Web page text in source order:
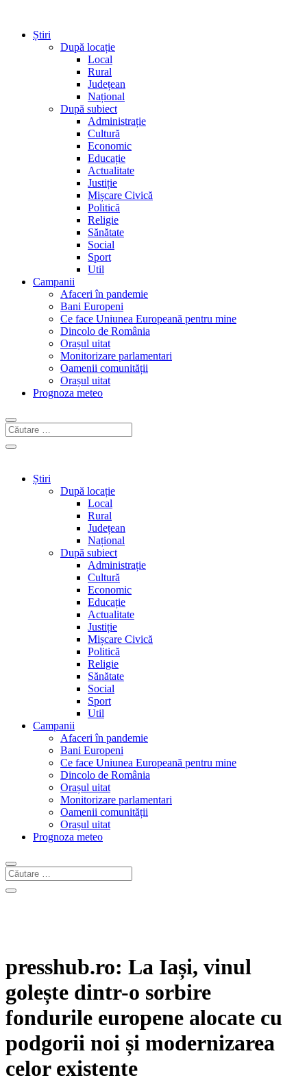
Știri
După locație
Local
Rural
Județean
Național
După subiect
Administrație
Cultură
Economic
Educație
Actualitate
Justiție
Mișcare Civică
Politică
Religie
Sănătate
Social
Sport
Util
Campanii
Afaceri în pandemie
Bani Europeni
Ce face Uniunea Europeană pentru mine
Dincolo de România
Orașul uitat
Monitorizare parlamentari
Oamenii comunității
Orașul uitat
Prognoza meteo
Știri
După locație
Local
Rural
Județean
Național
După subiect
Administrație
Cultură
Economic
Educație
Actualitate
Justiție
Mișcare Civică
Politică
Religie
Sănătate
Social
Sport
Util
Campanii
Afaceri în pandemie
Bani Europeni
Ce face Uniunea Europeană pentru mine
Dincolo de România
Orașul uitat
Monitorizare parlamentari
Oamenii comunității
Orașul uitat
Prognoza meteo
presshub.ro: La Iași, vinul
golește dintr-o sorbire
fondurile europene alocate cu
podgorii noi și modernizarea
celor existente